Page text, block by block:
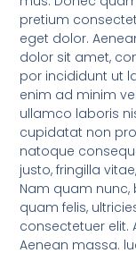
pretium
eget dolor.
dolor sit amet,
por incididunt ut
enim ad minim
ullamco laboris
cupidatat non
natoque
justo, fringilla
Nam quam nunc,
quam felis,
consectetuer
Aenean massa.